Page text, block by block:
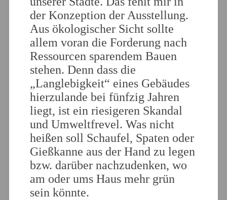
der Konzeption der Ausstellung.
Aus ökologischer Sicht sollte
allem voran die Forderung nach
Ressourcen sparendem Bauen
stehen. Denn dass die
„Langlebigkeit“ eines Gebäudes
hierzulande bei fünfzig Jahren
liegt, ist ein riesigeren Skandal
und Umweltfrevel. Was nicht
heißen soll Schaufel, Spaten oder
Gießkanne aus der Hand zu legen
bzw. darüber nachzudenken, wo
am oder ums Haus mehr grün
sein könnte.